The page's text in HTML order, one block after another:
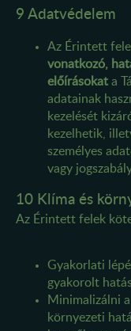
9 Adatvédelem
Az Érintett
vonatkozó,
előírásokat a
adatainak
kezelését
kezelhetik,
személyes
vagy
10 Klíma és
Az Érintett felek
Gyakorlati
gyakorolt
Minimalizálni
környezeti